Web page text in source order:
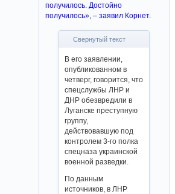
получилось. Достойно
получилось», – заявил Корнет.
Свернутый текст
В его заявлении,
опубликованном в
четверг, говорится, что
спецслужбы ЛНР и
ДНР обезвредили в
Луганске преступную
группу,
действовавшую под
контролем 3-го полка
спецназа украинской
военной разведки.
По данным
источников, в ЛНР